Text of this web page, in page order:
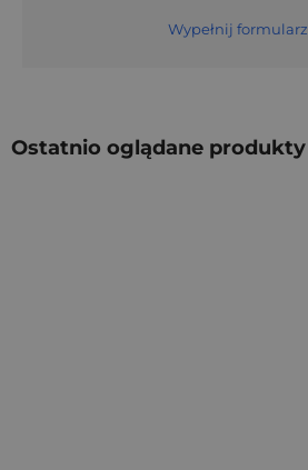
Wypełnij formularz
Ostatnio oglądane produkty